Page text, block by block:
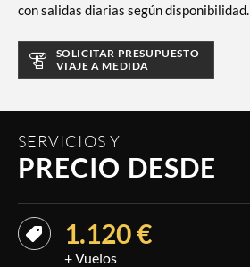
con salidas diarias según disponibilidad.
SOLICITAR PRESUPUESTO
VIAJE A MEDIDA
SERVICIOS Y
PRECIO DESDE
1.120 €
+ Vuelos